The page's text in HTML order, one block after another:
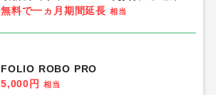
無料で一ヵ月期間延長 相当
FOLIO ROBO PRO
5,000円
相当